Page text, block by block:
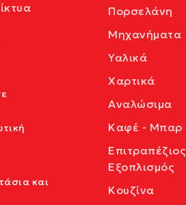
και
Πορσελάνη
Μηχανήματα
Υαλικά
Χαρτικά
Αναλώσιμα
Καφέ - Μπαρ
Επιτραπέζιος
Εξοπλισμός
Κουζίνα